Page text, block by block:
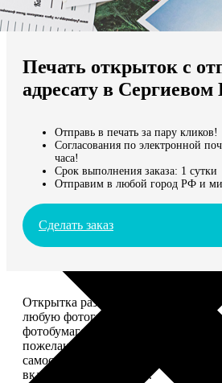
Мы доставляем по всему миру
Продолжить без города
Печать открыток с
адресату в Сергиевом
Отправь в печать за пару кликов!
Согласования по электронной
часа!
Срок выполнения заказа: 1 сутки
Отправим в любой город РФ и
Сделать заказ
Открытка размером 10*15, вы
любую фотографию. Печатается на
фотобумаге плотностью 300 г/м2.
пожелание, мы его напечатаем на
самостоятельно отправим адресату
включена в стоимость).